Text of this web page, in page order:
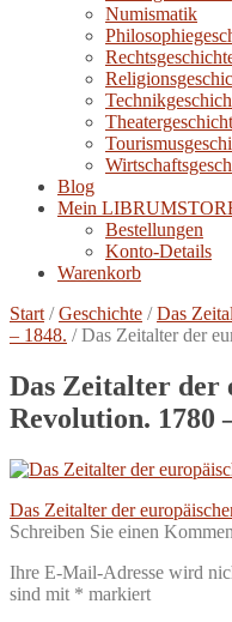
Numismatik
Blog
Mein
Bestellungen
Konto-Details
Warenkorb
Start /Geschichte /Das
– 1848. /Das Zeitalter der
Das Zeitalter der
Revolution. 1780
Vorheriger
Beitrag:
Das Zeitalter der
Schreiben Sie einen
Ihre E-Mail-Adresse wird
sind mit * markiert